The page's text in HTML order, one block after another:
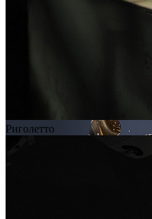
Риголетто